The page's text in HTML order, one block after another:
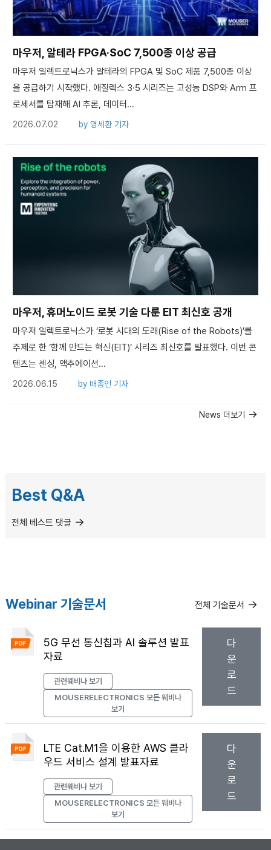
마우저, 알테라 FPGA·SoC 7,500종 이상 공급
마우저 일렉트로닉스가 알테라의 FPGA 및 SoC 제품 7,500종 이상
을 공급하기 시작했다. 애질렉스 3·5 시리즈는 고성능 DSP와 Arm 프
로세서를 탑재해 AI 추론, 데이터...
2026.07.02 by 명세환 기자
마우저, 휴머노이드 로봇 기술 다룬 EIT 최신호 공개
마우저 일렉트로닉스가 ‘로봇 시대의 도래(Rise of the Robots)’를
주제로 한 ‘함께 만드는 혁신(EIT)’ 시리즈 최신호를 발표했다. 이번 콘
텐츠는 센싱, 액추에이션...
2026.06.15 by 배종인 기자
News 더보기
Best Q&A
전체 베스트 댓글
Webinar 기술문서
5G 무선 통신칩과 AI 솔루션 발표
자료
관련웨비나 보기
MOUSERELECTRONICS 모든 웨비나
보기
다
운
로
드
LTE Cat.M1을 이용한 AWS 클라
우드 서비스 설계 발표자료
관련웨비나 보기
MOUSERELECTRONICS 모든 웨비나
보기
다
운
로
드
전체 기술문서